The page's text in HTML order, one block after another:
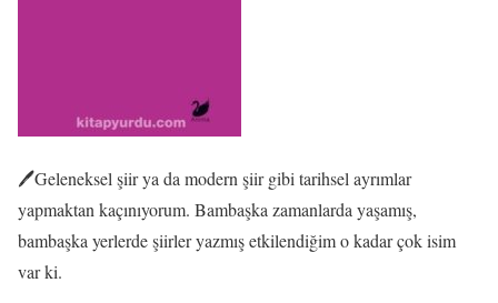
🖊️Geleneksel şiir ya da modern şiir gibi tarihsel ayrımlar
yapmaktan kaçınıyorum. Bambaşka zamanlarda yaşamış,
bambaşka yerlerde şiirler yazmış etkilendiğim o kadar çok isim
var ki.